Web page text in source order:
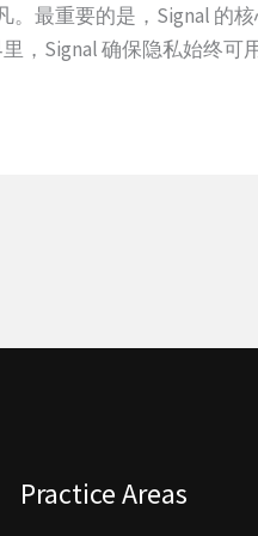
最重要的是，Signal 的
，Signal 确保隐私始终
Practice Areas